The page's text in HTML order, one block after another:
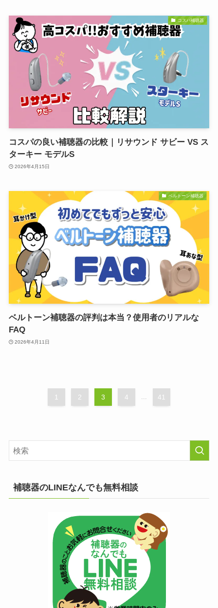
コスパ補聴器
コスパの良い補聴器の比較｜リサウンド サビー VS ス
ターキー モデルS
2026年4月15日
ベルトーン補聴器
ベルトーン補聴器の評判は本当？使用者のリアルな
FAQ
2026年4月11日
1 2 3 4 ... 41
補聴器のLINEなんでも無料相談